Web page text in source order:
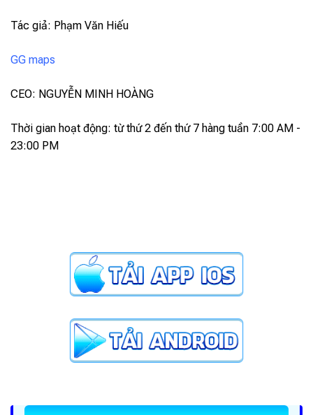
Tác giả: Phạm Văn Hiếu
GG maps
CEO: NGUYỄN MINH HOÀNG
Thời gian hoạt động: từ thứ 2 đến thứ 7 hàng tuần 7:00 AM -
23:00 PM